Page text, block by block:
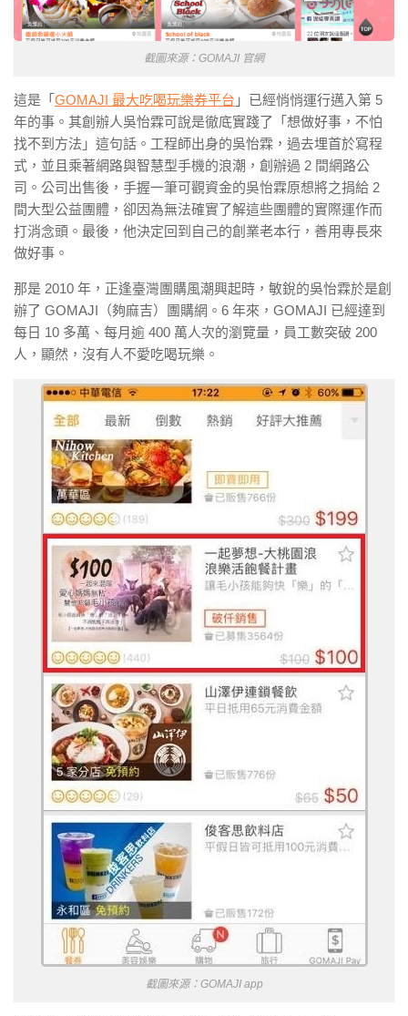
截圖來源：GOMAJI 官網
這是「 GOMAJI 最大吃喝玩樂券平台 」已經悄悄運行邁入第 5
年的事。其創辦人吳怡霖可說是徹底實踐了「想做好事，不怕
找不到方法」這句話。工程師出身的吳怡霖，過去埋首於寫程
式，並且乘著網路與智慧型手機的浪潮，創辦過 2 間網路公
司。公司出售後，手握一筆可觀資金的吳怡霖原想將之捐給 2
間大型公益團體，卻因為無法確實了解這些團體的實際運作而
打消念頭。最後，他決定回到自己的創業老本行，善用專長來
做好事。
那是 2010 年，正逢臺灣團購風潮興起時，敏銳的吳怡霖於是創
辦了 GOMAJI（夠麻吉）團購網。6 年來，GOMAJI 已經達到
每日 10 多萬、每月逾 400 萬人次的瀏覽量，員工數突破 200
人，顯然，沒有人不愛吃喝玩樂。
截圖來源：GOMAJI app